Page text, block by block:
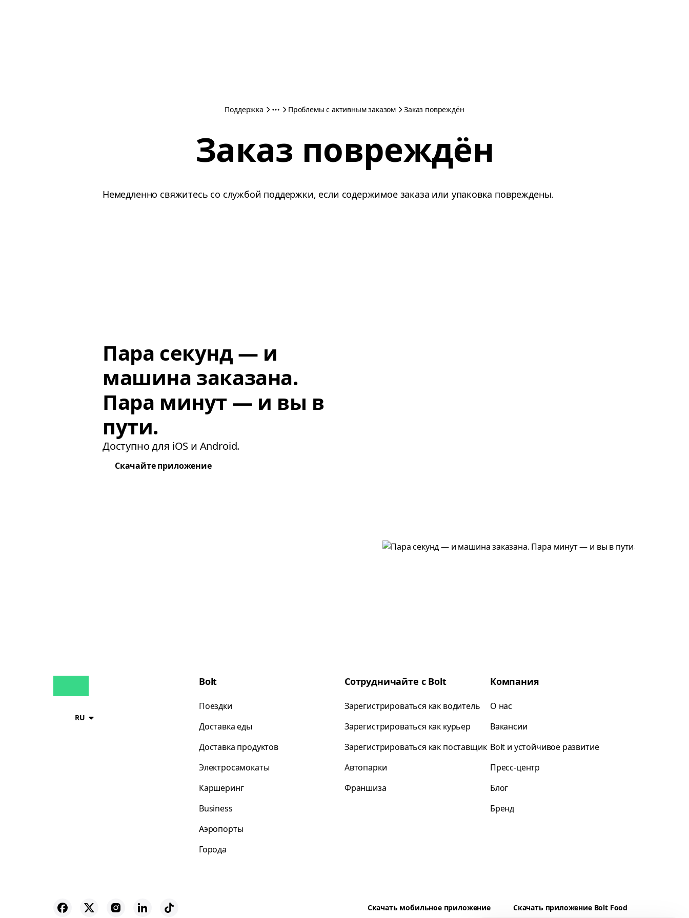
Поддержка Проблемы с активным заказом Заказ повреждён
Заказ повреждён
Немедленно свяжитесь со службой поддержки, если содержимое заказа или упаковка повреждены.
Пара секунд — и
машина заказана.
Пара минут — и вы в
пути.
Доступно для iOS и Android.
Скачайте приложение
RU
Bolt
Поездки
Доставка еды
Доставка продуктов
Электросамокаты
Каршеринг
Business
Аэропорты
Города
Сотрудничайте с Bolt
Зарегистрироваться как водитель
Зарегистрироваться как курьер
Зарегистрироваться как поставщик
Автопарки
Франшиза
Компания
О нас
Вакансии
Bolt и устойчивое развитие
Пресс-центр
Блог
Бренд
Скачать мобильное приложение Скачать приложение Bolt Food